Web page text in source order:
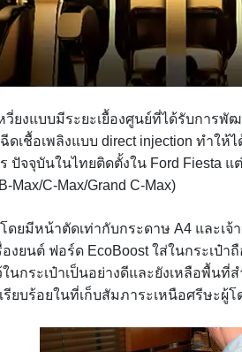
วี่ยงแบบมีระยะเยื้องศูนย์ที่ได้รับการ
เชื้อเพลิงแบบ direct injection ทำให้
ปัจจุบันในไทยติดตั้งใน Ford Fiesta แ
Max/C-Max/Grand C-Max)
ดยมีหน้าตัดเท่ากับกระดาษ A4 และเ
งยนต์ ฟอร์ด EcoBoost ใส่ในกระเป๋
นกระเป๋าเป็นอย่างดีและยังเหลือพื้น
รียบร้อยในที่เก็บสัมภาระเหนือศรีษะผู้